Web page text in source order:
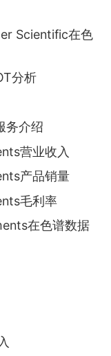
Scientific在色
分析
务介绍
营业收入
产品销量
毛利率
在色谱数据